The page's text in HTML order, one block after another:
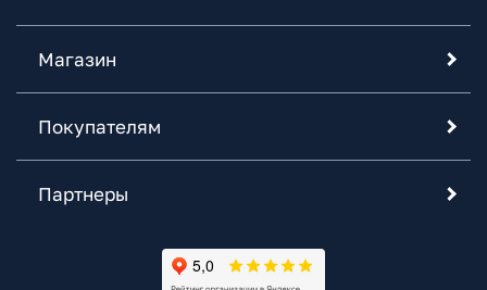
Магазин
Покупателям
Партнеры